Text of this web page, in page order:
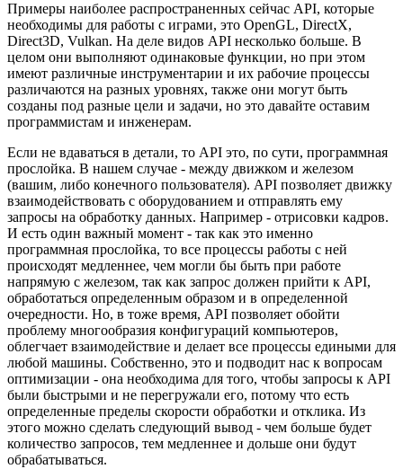
Примеры наиболее распространенных сейчас API, которые
необходимы для работы с играми, это OpenGL, DirectX,
Direct3D, Vulkan. На деле видов API несколько больше. В
целом они выполняют одинаковые функции, но при этом
имеют различные инструментарии и их рабочие процессы
различаются на разных уровнях, также они могут быть
созданы под разные цели и задачи, но это давайте оставим
программистам и инженерам.
Если не вдаваться в детали, то API это, по сути, программная
прослойка. В нашем случае - между движком и железом
(вашим, либо конечного пользователя). API позволяет движку
взаимодействовать с оборудованием и отправлять ему
запросы на обработку данных. Например - отрисовки кадров.
И есть один важный момент - так как это именно
программная прослойка, то все процессы работы с ней
происходят медленнее, чем могли бы быть при работе
напрямую с железом, так как запрос должен прийти к API,
обработаться определенным образом и в определенной
очередности. Но, в тоже время, API позволяет обойти
проблему многообразия конфигураций компьютеров,
облегчает взаимодействие и делает все процессы едиными для
любой машины. Собственно, это и подводит нас к вопросам
оптимизации - она необходима для того, чтобы запросы к API
были быстрыми и не перегружали его, потому что есть
определенные пределы скорости обработки и отклика. Из
этого можно сделать следующий вывод - чем больше будет
количество запросов, тем медленнее и дольше они будут
обрабатываться.